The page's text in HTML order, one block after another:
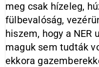
meg csak hízeleg,
fülbevalóság,
hiszem, hogy a NER
maguk sem tudták
ekkora